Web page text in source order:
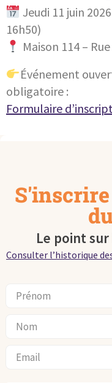
Jeudi 11 juin
16h50)
Maison 114 –
Événement
obligatoire :
Formulaire
Le point
Consulter l’historique